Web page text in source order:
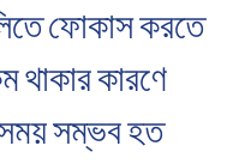
ফোকাস করতে
থাকার কারণে
সময় সম্ভব হত